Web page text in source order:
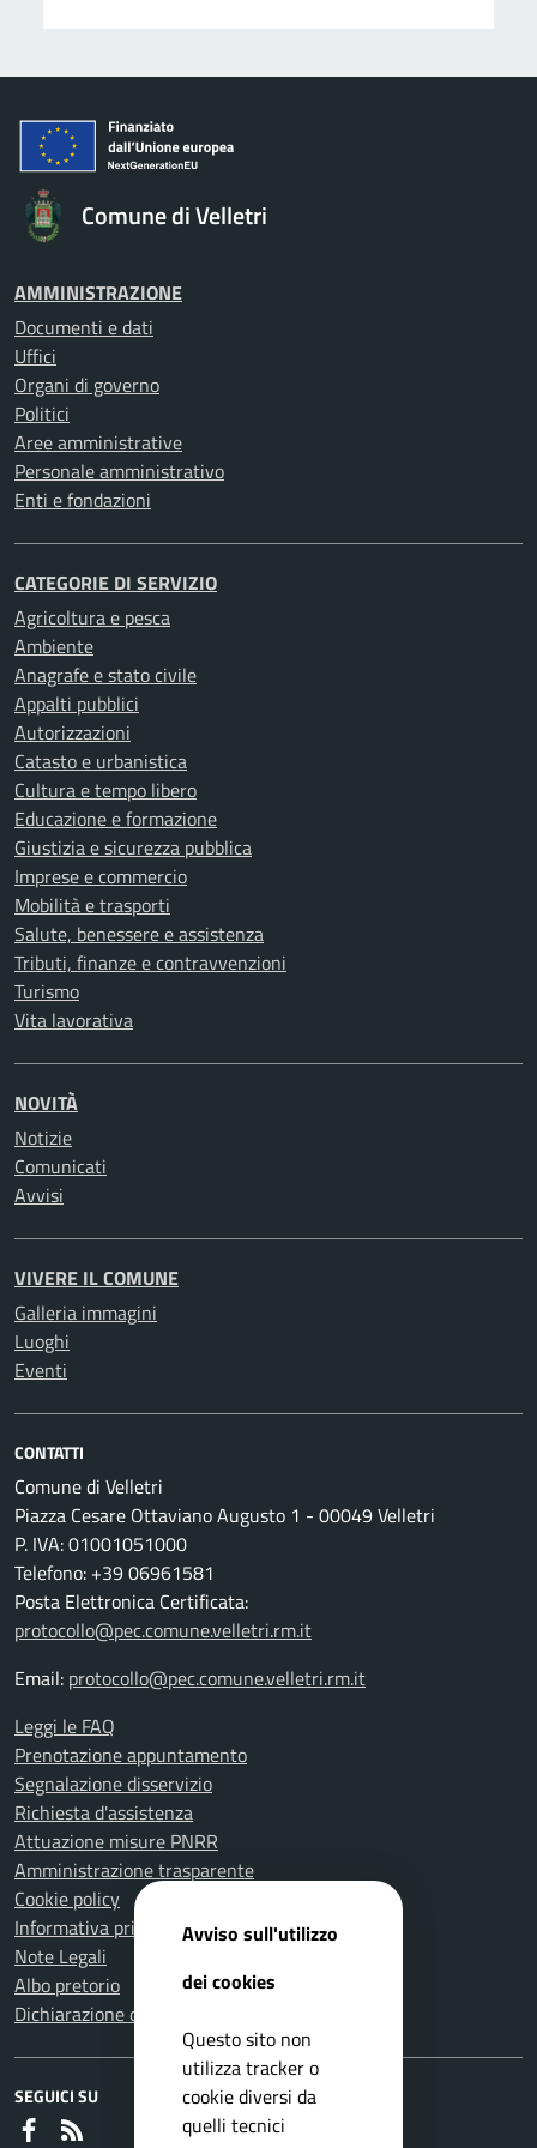
Comune di Velletri
AMMINISTRAZIONE
Documenti e dati
Uffici
Organi di governo
Politici
Aree amministrative
Personale amministrativo
Enti e fondazioni
CATEGORIE DI SERVIZIO
Agricoltura e pesca
Ambiente
Anagrafe e stato civile
Appalti pubblici
Autorizzazioni
Catasto e urbanistica
Cultura e tempo libero
Educazione e formazione
Giustizia e sicurezza pubblica
Imprese e commercio
Mobilità e trasporti
Salute, benessere e assistenza
Tributi, finanze e contravvenzioni
Turismo
Vita lavorativa
NOVITÀ
Notizie
Comunicati
Avvisi
VIVERE IL COMUNE
Galleria immagini
Luoghi
Eventi
CONTATTI
Comune di Velletri
Piazza Cesare Ottaviano Augusto 1 - 00049 Velletri
P. IVA: 01001051000
Telefono: +39 06961581
Posta Elettronica Certificata:
protocollo@pec.comune.velletri.rm.it
Email: protocollo@pec.comune.velletri.rm.it
Leggi le FAQ
Prenotazione appuntamento
Segnalazione disservizio
Richiesta d'assistenza
Attuazione misure PNRR
Amministrazione trasparente
Cookie policy
Informativa privacy
Note Legali
Albo pretorio
Dichiarazione di accessibilità
SEGUICI SU
Faceboook
Avviso sull'utilizzo
dei cookies
Questo sito non
utilizza tracker o
cookie diversi da
quelli tecnici